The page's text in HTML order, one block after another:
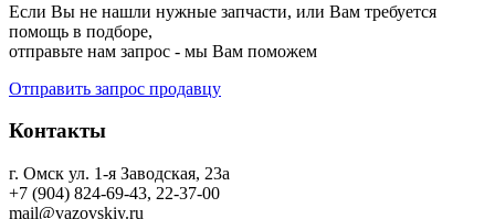
Если Вы не нашли нужные запчасти, или Вам требуется
помощь в подборе,
отправьте нам запрос - мы Вам поможем
Отправить запрос продавцу
Контакты
г. Омск ул. 1-я Заводская, 23а
+7 (904) 824-69-43, 22-37-00
mail@vazovskiy.ru